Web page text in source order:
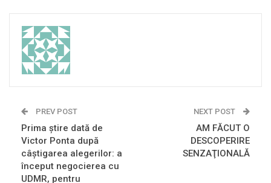
PREV POST
Prima ştire dată de
Victor Ponta după
câştigarea alegerilor: a
început negocierea cu
UDMR, pentru
NEXT POST
AM FĂCUT O
DESCOPERIRE
SENZAŢIONALĂ